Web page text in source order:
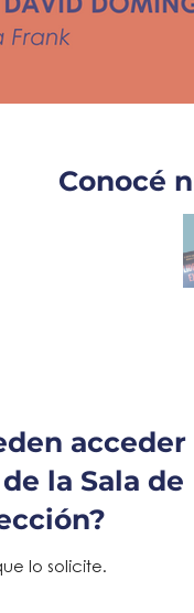
Conocé
acceder
la Sala de
lo solicite.​